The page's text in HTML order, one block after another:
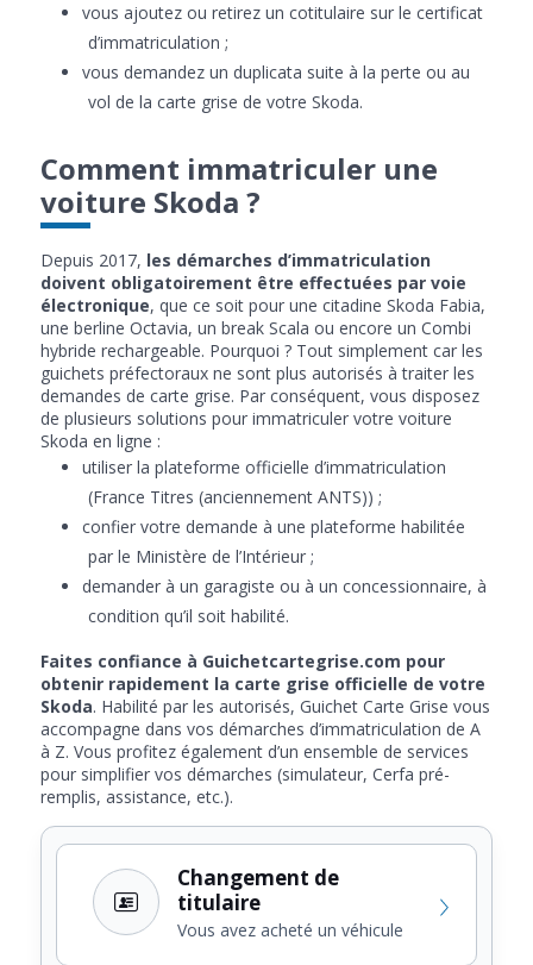
vous ajoutez ou retirez un cotitulaire sur le certificat
d’immatriculation ;
vous demandez un duplicata suite à la perte ou au
vol de la carte grise de votre Skoda.
Comment immatriculer une
voiture Skoda ?
Depuis 2017, les démarches d’immatriculation
doivent obligatoirement être effectuées par voie
électronique, que ce soit pour une citadine Skoda Fabia,
une berline Octavia, un break Scala ou encore un Combi
hybride rechargeable. Pourquoi ? Tout simplement car les
guichets préfectoraux ne sont plus autorisés à traiter les
demandes de carte grise. Par conséquent, vous disposez
de plusieurs solutions pour immatriculer votre voiture
Skoda en ligne :
utiliser la plateforme officielle d’immatriculation
(France Titres (anciennement ANTS)) ;
confier votre demande à une plateforme habilitée
par le Ministère de l’Intérieur ;
demander à un garagiste ou à un concessionnaire, à
condition qu’il soit habilité.
Faites confiance à Guichetcartegrise.com pour
obtenir rapidement la carte grise officielle de votre
Skoda. Habilité par les autorisés, Guichet Carte Grise vous
accompagne dans vos démarches d’immatriculation de A
à Z. Vous profitez également d’un ensemble de services
pour simplifier vos démarches (simulateur, Cerfa pré-
remplis, assistance, etc.).
Changement de
titulaire
Vous avez acheté un véhicule